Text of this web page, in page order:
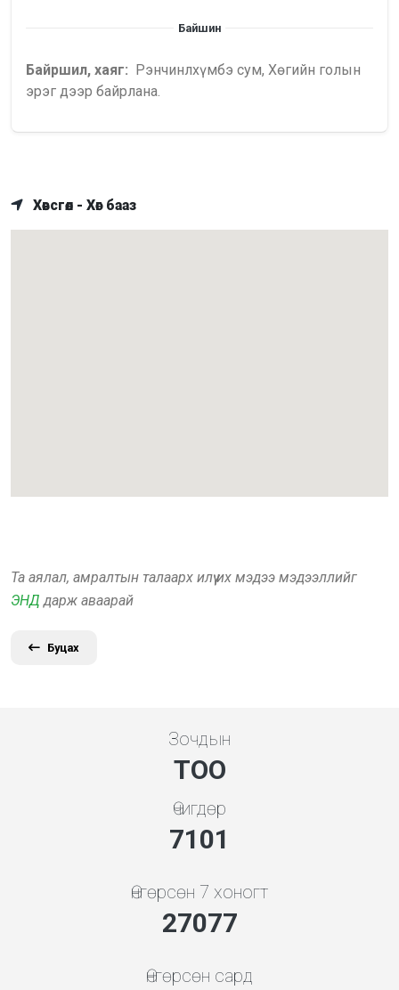
Байшин
Байршил, хаяг: Рэнчинлхүмбэ сум, Хөгийн голын
эрэг дээр байрлана.
Хөвсгөл - Хөг бааз
Та аялал, амралтын талаарх илүү их мэдээ мэдээллийг
ЭНД дарж аваарай
Буцах
Зочдын
ТОО
Өчигдөр
7608
Өнгөрсөн 7 хоногт
29011
Өнгөрсөн сард